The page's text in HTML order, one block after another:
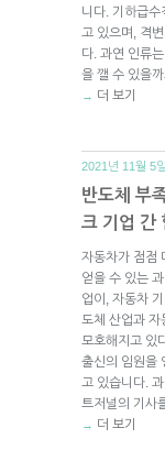
니다. 기하급
고 있으며, 격
다. 과연 인류
을 깰 수 있을
→ 더 보기
2021년 11월 5일.
반도체 부
크 기업 간
자동차가 점점
얻을 수 있는
업이, 자동차
도체 산업과 자
모호해지고 있
출신의 임원을
고 있습니다.
트저널의 기사
→ 더 보기